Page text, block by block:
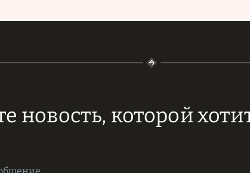
новость, которой